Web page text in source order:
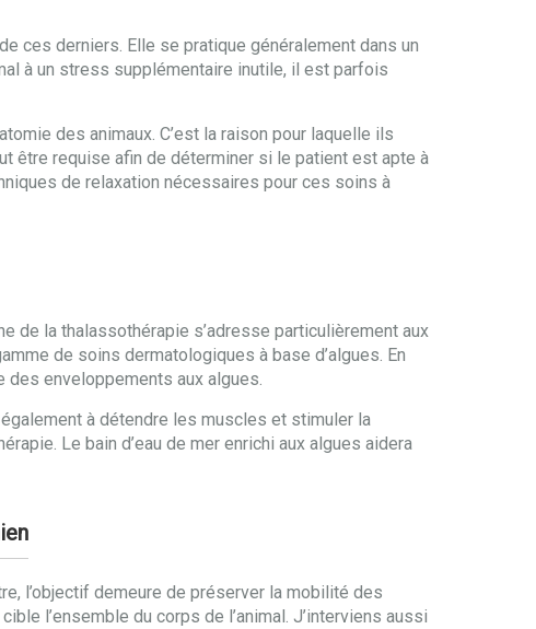
ces derniers. Elle se pratique généralement dans un
à un stress supplémentaire inutile, il est parfois
des animaux. C’est la raison pour laquelle ils
être requise afin de déterminer si le patient est apte à
de relaxation nécessaires pour ces soins à
de la thalassothérapie s’adresse particulièrement aux
de soins dermatologiques à base d’algues. En
des enveloppements aux algues.
à détendre les muscles et stimuler la
Le bain d’eau de mer enrichi aux algues aidera
l’objectif demeure de préserver la mobilité des
l’ensemble du corps de l’animal. J’interviens aussi